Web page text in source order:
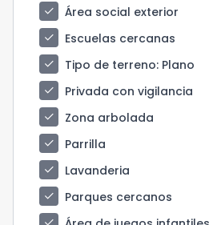
check
Área social exterior
check
Escuelas cercanas
check
Tipo de terreno: Plano
check
Privada con vigilancia
check
Zona arbolada
check
Parrilla
check
Lavanderia
check
Parques cercanos